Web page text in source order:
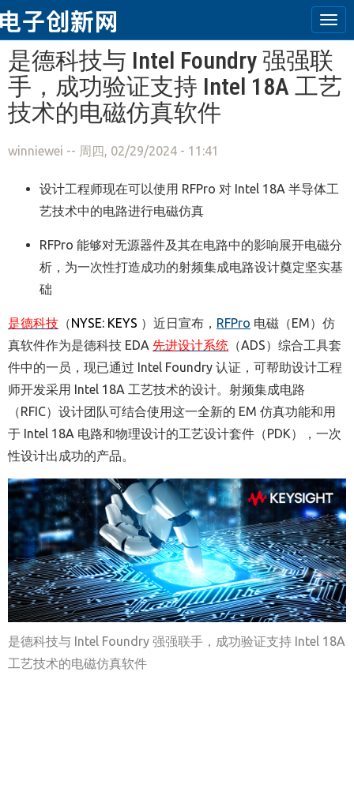
跳转到主要内容
是德科技与 Intel Foundry 强强联
手，成功验证支持 Intel 18A 工艺
技术的电磁仿真软件
winniewei -- 周四, 02/29/2024 - 11:41
设计工程师现在可以使用 RFPro 对 Intel 18A 半导体工
艺技术中的电路进行电磁仿真
RFPro 能够对无源器件及其在电路中的影响展开电磁分
析，为一次性打造成功的射频集成电路设计奠定坚实基
础
是德科技 （NYSE: KEYS ）近日宣布， RFPro 电磁（EM）仿
真软件作为是德科技 EDA 先进设计系统 （ADS）综合工具套
件中的一员，现已通过 Intel Foundry 认证，可帮助设计工程
师开发采用 Intel 18A 工艺技术的设计。射频集成电路
（RFIC）设计团队可结合使用这一全新的 EM 仿真功能和用
于 Intel 18A 电路和物理设计的工艺设计套件（PDK），一次
性设计出成功的产品。
是德科技与 Intel Foundry 强强联手，成功验证支持 Intel 18A
工艺技术的电磁仿真软件